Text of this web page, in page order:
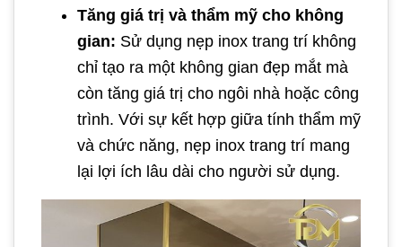
Tăng giá trị và thẩm mỹ cho không
gian: Sử dụng nẹp inox trang trí không
chỉ tạo ra một không gian đẹp mắt mà
còn tăng giá trị cho ngôi nhà hoặc công
trình. Với sự kết hợp giữa tính thẩm mỹ
và chức năng, nẹp inox trang trí mang
lại lợi ích lâu dài cho người sử dụng.